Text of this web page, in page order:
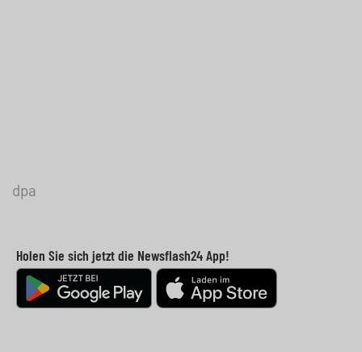
dpa
Holen Sie sich jetzt die Newsflash24 App!